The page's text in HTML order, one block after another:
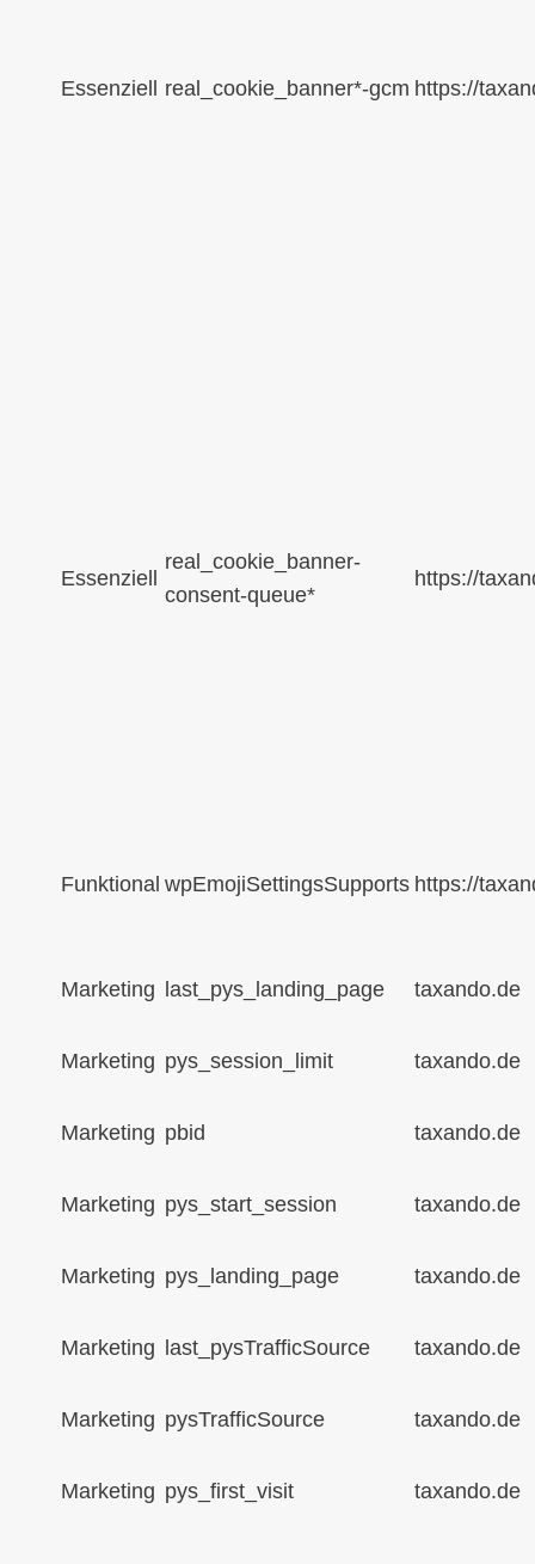
Essenziell real_cookie_banner*-gcm https://
Essenziell
real_cookie_banner-
consent-queue*
https://
Funktional wpEmojiSettingsSupports https://
Marketing last_pys_landing_page taxando.de
Marketing pys_session_limit taxando.de
Marketing pbid taxando.de
Marketing pys_start_session taxando.de
Marketing pys_landing_page taxando.de
Marketing last_pysTrafficSource taxando.de
Marketing pysTrafficSource taxando.de
Marketing pys_first_visit taxando.de